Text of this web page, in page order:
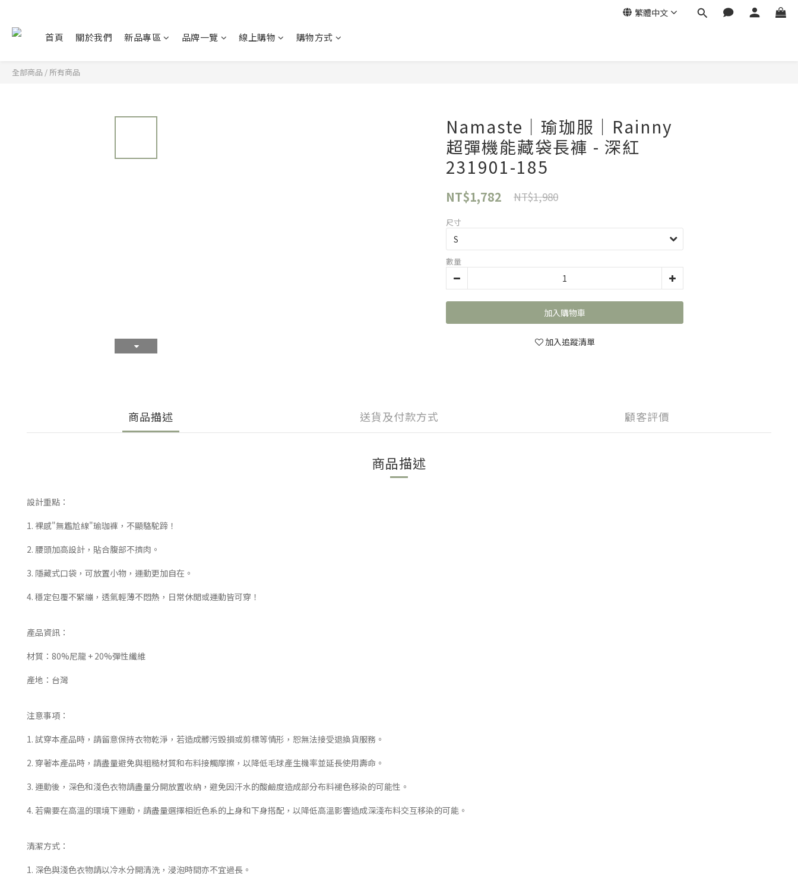
繁體中文
首頁 關於我們 新品專區 品牌一覽 線上購物 購物方式
全部商品 / 所有商品
Namaste｜瑜珈服｜Rainny
超彈機能藏袋長褲 - 深紅
231901-185
NT$1,782 NT$1,980
尺寸
數量
加入購物車
加入追蹤清單
商品描述 送貨及付款方式 顧客評價
商品描述
設計重點：
1. 裸感"無尷尬線"瑜珈褲，不顯駱駝蹄！
2. 腰頭加高設計，貼合腹部不擠肉。
3. 隱藏式口袋，可放置小物，運動更加自在。
4. 穩定包覆不緊繃，透氣輕薄不悶熱，日常休閒或運動皆可穿！
產品資訊：
材質：80%尼龍 + 20%彈性纖維
產地：台灣
注意事項：
1. 試穿本產品時，請留意保持衣物乾淨，若造成髒污毀損或剪標等情形，恕無法接受退換貨服務。
2. 穿著本產品時，請盡量避免與粗糙材質和布料接觸摩擦，以降低毛球產生機率並延長使用壽命。
3. 運動後，深色和淺色衣物請盡量分開放置收納，避免因汗水的酸鹼度造成部分布料褪色移染的可能性。
4. 若需要在高溫的環境下運動，請盡量選擇相近色系的上身和下身搭配，以降低高溫影響造成深淺布料交互移染的可能。
清潔方式：
1. 深色與淺色衣物請以冷水分開清洗，浸泡時間亦不宜過長。